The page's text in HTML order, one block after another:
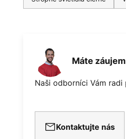
Máte
Naši odborníci Vám radi
Kontaktujte nás